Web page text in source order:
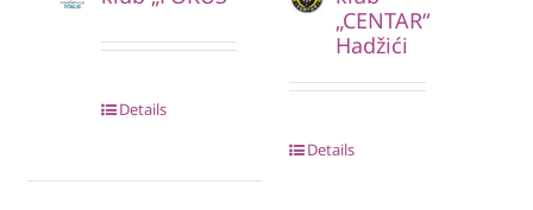
Details
„CENTAR“
Hadžići
Details